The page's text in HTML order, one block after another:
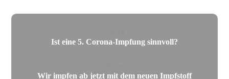
Ist eine 5. Corona-Impfung sinnvoll?
Wir impfen ab jetzt mit dem neuen Impfstoff